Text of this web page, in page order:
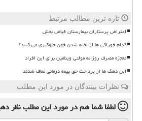
تازه ترین مطالب مرتبط
اعتراض پرستاران بیمارستان فیاض بخش
کدام خوراکی ها از لخته شدن خون جلوگیری می کنند؟
معجزه مصرف روزانه مولتی ویتامین برای این افراد
این دهک ها از پرداخت حق بیمه درمانی معاف شدند
نظرات بینندگان در مورد این مطلب
لطفا شما همدر مورد این مطلبنظر